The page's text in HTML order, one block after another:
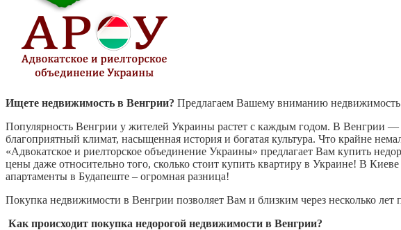
Ищете недвижимость в Венгрии? Предлагаем Вашему вниманию недвижимость
Популярность Венгрии у жителей Украины растет с каждым годом. В Венгрии —
благоприятный климат, насыщенная история и богатая культура. Что крайне
«Адвокатское и риелторское объединение Украины» предлагает Вам купить
цены даже относительно того, сколько стоит купить квартиру в Украине! В
апартаменты в Будапеште – огромная разница!
Покупка недвижимости в Венгрии позволяет Вам и близким через несколько
Как происходит покупка недорогой недвижимости в Венгрии?